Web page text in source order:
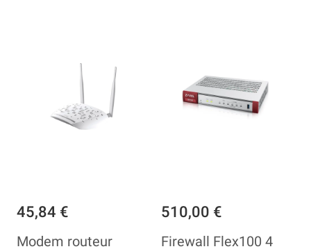
45,84 €
Modem routeur
510,00 €
Firewall Flex100 4